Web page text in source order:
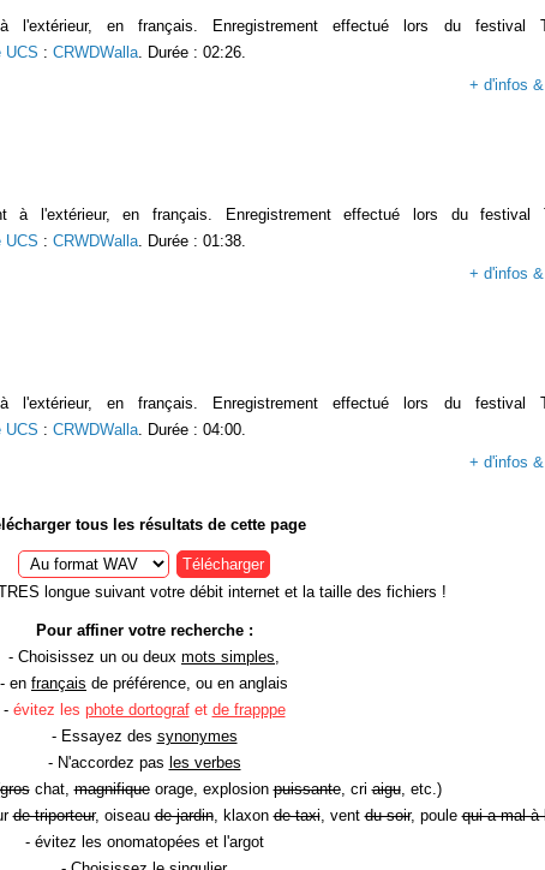
l'extérieur, en français. Enregistrement effectué lors du festival
UCS : CRWDWalla. Durée : 02:26.
+ d'infos &
à l'extérieur, en français. Enregistrement effectué lors du festival
UCS : CRWDWalla. Durée : 01:38.
+ d'infos &
l'extérieur, en français. Enregistrement effectué lors du festival
UCS : CRWDWalla. Durée : 04:00.
+ d'infos &
tous les résultats de cette page
Télécharger
longue suivant votre débit internet et la taille des fichiers !
Pour affiner votre recherche :
- Choisissez un ou deux mots simples
- en français de préférence, ou en anglais
- évitez les phote dortografet de frapppe
- Essayez des synonymes
- N'accordez pas les verbes
groschat,magnifiqueorage, explosionpuissante, criaigu, etc.)
de triporteur, oiseaude jardin, klaxonde taxi, ventdu soir, poulequi a mal à
- évitez les onomatopées et l'argot